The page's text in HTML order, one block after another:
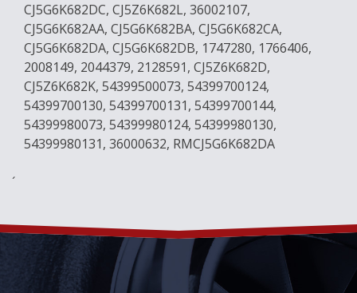
CJ5G6K682DC, CJ5Z6K682L, 36002107,
CJ5G6K682AA, CJ5G6K682BA, CJ5G6K682CA,
CJ5G6K682DA, CJ5G6K682DB, 1747280, 1766406,
2008149, 2044379, 2128591, CJ5Z6K682D,
CJ5Z6K682K, 54399500073, 54399700124,
54399700130, 54399700131, 54399700144,
54399980073, 54399980124, 54399980130,
54399980131, 36000632, RMCJ5G6K682DA
´